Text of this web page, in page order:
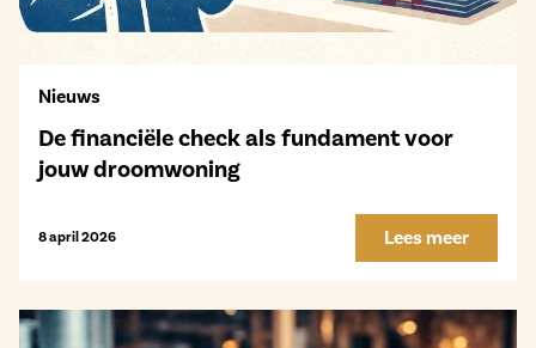
Nieuws
De financiële check als fundament voor
jouw droomwoning
8 april 2026 Lees meer